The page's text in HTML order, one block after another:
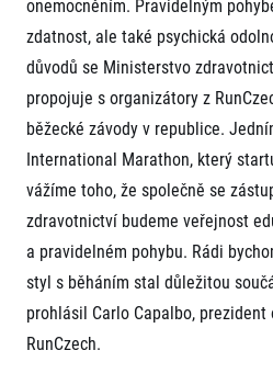
EuroHeroes Challenge 2023
EuroHeroes Challenge 2019
Systém bodování
Pro závodníky
Pravidla a všeobecné informace
Vše k pojištění
Přeregistrace na jiného závodníka
Pověření k vyzvednutí čísla
Vaše Fotografie
Inspirace
Příběhy běžců
RunCzech Story
AIMS Race Calendar
Komunity
Prvoběžci
RunCzech Kings & Queens
RunCzech Stars
Český maratonský klub
RunCzech Pacers
Running Doctors
Středoškoláci
Charita
Seznam neziskových organizací
Běžím pro stromy
Užitečné
O nás
Kontakt
Náš tým
Pro veřejnost
FAQ (Často kladené dotazy)
onemocněním. Pravidelným
zdatnost, ale také psychická
důvodů se Ministerstvo
propojuje s organizátory z
běžecké závody v republice.
International Marathon, který
vážíme toho, že společně se
zdravotnictví budeme veřejnost
a pravidelném pohybu. Rádi
styl s běháním stal důležitou
prohlásil Carlo Capalbo,
RunCzech.